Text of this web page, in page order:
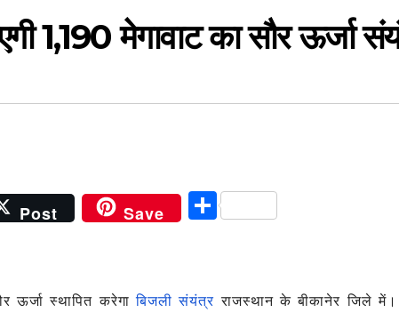
1,190 मेगावाट का सौर ऊर्जा
Post Save
S
e
ऊर्जा स्थापित करेगाबिजली संयंत्र राजस्थान के बीकानेर जिले